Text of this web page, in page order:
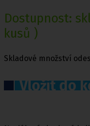
Dostupnost:
kusů )
Skladové množství
Vložit do